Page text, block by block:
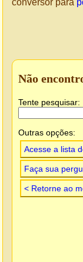
Não
Tente pesquisar:
Outras opções:
Acesse a lista
Faça sua
< Retorne ao